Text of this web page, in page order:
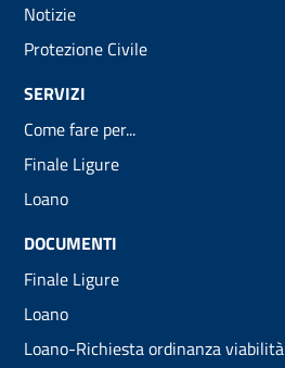
Notizie
Protezione Civile
SERVIZI
Come fare per...
Finale Ligure
Loano
DOCUMENTI
Finale Ligure
Loano
Loano-Richiesta ordinanza viabilità